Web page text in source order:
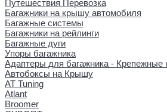
Путешествия Перевозка
Багажники на крышу автомобиля
Багажные системы
Багажники на рейлинги
Багажные дуги
Упоры багажника
Адаптеры для багажника - Крепежные
Автобоксы на Крышу
AT Tuning
Atlant
Broomer